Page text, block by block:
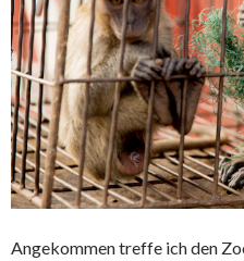
Angekommen treffe ich den